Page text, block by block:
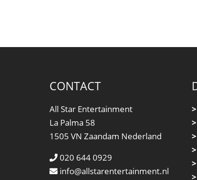
CONTACT
All Star Entertainment
La Palma 58
1505 VN Zaandam Nederland
020 644 0929
info@allstarentertainment.nl
>
>
>
>
>
>